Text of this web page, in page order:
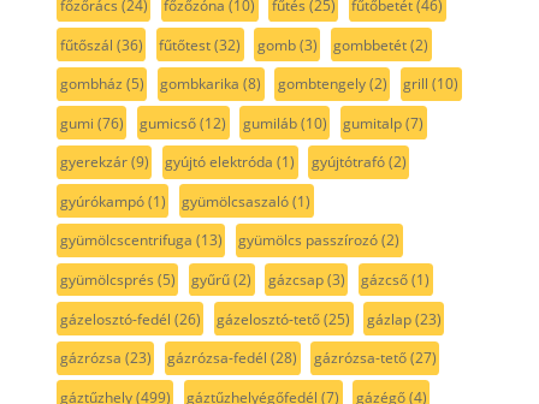
főzőrács (24) főzőzóna (10) fűtés (25) fűtőbetét(46)
fűtőszál (36) fűtőtest(32) gomb(3) gombbetét(2)
gombház (5) gombkarika (8) gombtengely(2) grill (10)
gumi (76) gumicső(12) gumiláb(10) gumitalp(7)
gyerekzár(9) gyújtó elektróda (1) gyújtótrafó(2)
gyúrókampó(1) gyümölcsaszaló(1)
gyümölcscentrifuga (13) gyümölcs passzírozó(2)
gyümölcsprés (5) gyűrű(2) gázcsap(3) gázcső(1)
gázelosztó-fedél (26) gázelosztó-tető(25) gázlap(23)
gázrózsa (23) gázrózsa-fedél (28) gázrózsa-tető(27)
gáztűzhely(499) gáztűzhelyégőfedél (7) gázégő(4)